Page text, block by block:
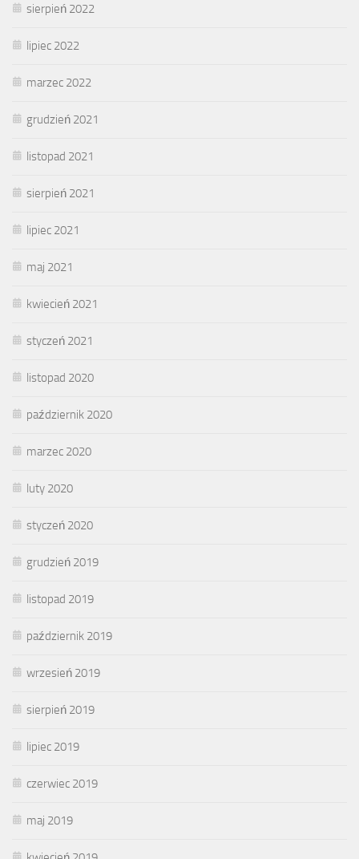
sierpień 2022
lipiec 2022
marzec 2022
grudzień 2021
listopad 2021
sierpień 2021
lipiec 2021
maj 2021
kwiecień 2021
styczeń 2021
listopad 2020
październik 2020
marzec 2020
luty 2020
styczeń 2020
grudzień 2019
listopad 2019
październik 2019
wrzesień 2019
sierpień 2019
lipiec 2019
czerwiec 2019
maj 2019